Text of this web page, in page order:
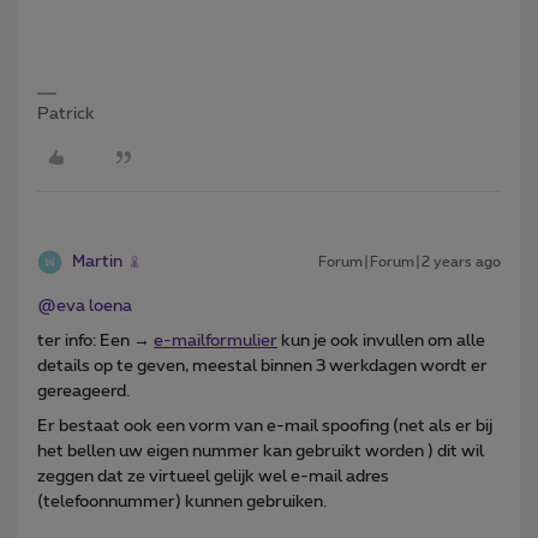
Patrick
Martin Forum|Forum|2 years ago
@eva loena
ter info: Een → e-mailformulier kun je ook invullen om alle
details op te geven, meestal binnen 3 werkdagen wordt er
gereageerd.
Er bestaat ook een vorm van e-mail spoofing (net als er bij
het bellen uw eigen nummer kan gebruikt worden ) dit wil
zeggen dat ze virtueel gelijk wel e-mail adres
(telefoonnummer) kunnen gebruiken.